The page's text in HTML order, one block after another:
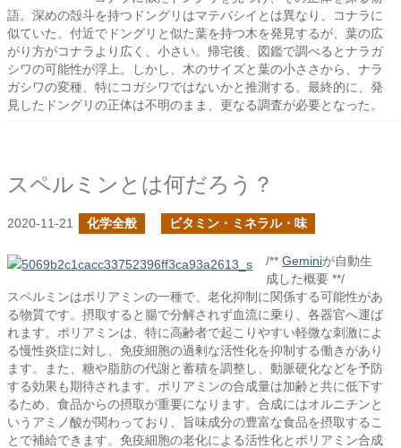
語。深めの殻斗を持つドングリはマテバシイとは異なり、コナラに
似ていた。付近でドングリと似た葉を持つ木を発見するが、葉の広
がり方がコナラより広く、小さい。帰宅後、図鑑で調べるとナラガ
シワの可能性が浮上。しかし、木のサイズと葉の小ささから、ナラ
ガシワの変種、特にコガシワではないかと推測する。最終的に、発
見したドングリの正体は不明のまま、更なる調査が必要となった。
スペルミンとは何だろう？
2020-11-21 化学全般 ビタミン・ミネラル・味
/** Geminiが自動生
成した概要 **/
スペルミンはポリアミンの一種で、老化抑制に関係する可能性があ
る物質です。摂取すると腸で分解されず血流に乗り、各器官へ運ば
れます。ポリアミンは、特に高齢者で起こりやすい軽微な刺激によ
る慢性炎症に対し、免疫細胞の過剰な活性化を抑制する働きがあり
ます。また、糖や脂肪の代謝と蓄積を調整し、動脈硬化などを予防
する効果も期待されます。ポリアミンの合成量は加齢と共に低下す
るため、食品からの摂取が重要になります。合成にはオルニチンと
いうアミノ酸が関わっており、旨味成分の豊富な食品を摂取するこ
とで補給できます。免疫細胞の老化による活性化とポリアミン合成